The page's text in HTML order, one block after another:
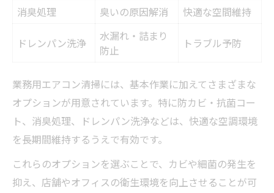
消臭処理
臭いの原因解消 快適な空間維持
ドレンパン洗浄
水漏れ・詰まり
防止
トラブル予防
業務用エアコン清掃には、基本作業に加えてさまざまな
オプションが用意されています。特に防カビ・抗菌コー
ト、消臭処理、ドレンパン洗浄などは、快適な空調環境
を長期間維持するうえで有効です。
これらのオプションを選ぶことで、カビや細菌の発生を
抑え、店舗やオフィスの衛生環境を向上させることが可